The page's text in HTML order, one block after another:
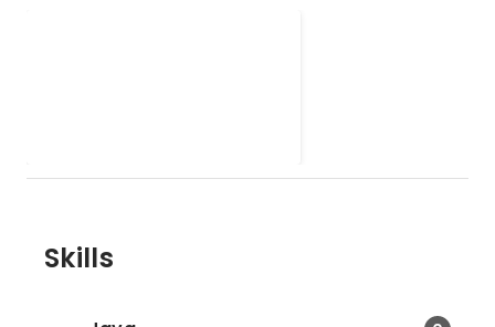
れば regtan1210@gmail.com ま
ベルからのシステム導入相談 ・
web広告ってどうやったらええ
・企業アカウントのSNSってど
Skills